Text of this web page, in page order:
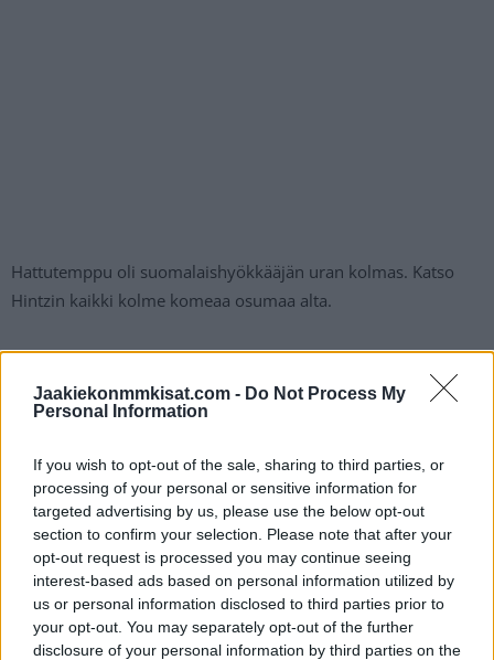
Jaakiekonmmkisat.com - Do Not Process My
Personal Information
If you wish to opt-out of the sale, sharing to third parties, or
processing of your personal or sensitive information for
targeted advertising by us, please use the below opt-out
section to confirm your selection. Please note that after your
opt-out request is processed you may continue seeing
interest-based ads based on personal information utilized by
us or personal information disclosed to third parties prior to
your opt-out. You may separately opt-out of the further
disclosure of your personal information by third parties on the
Hattutemppu oli suomalaishyökkääjän uran kolmas. Katso
Hintzin kaikki kolme komeaa osumaa alta.
Roope Hintz painaa hattutempun Chicagoa
vastaan
https://twitter.com/NHL/status/1631510060416266242
Jos twiitti ei näy laitteellasi voit katsoa sen suoraanTwitteristä